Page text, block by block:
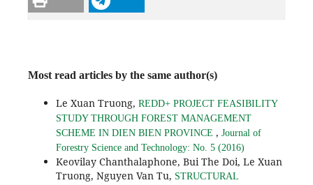
Most read articles by the same author(s)
Le Xuan Truong, REDD+ PROJECT FEASIBILITY
STUDY THROUGH FOREST MANAGEMENT
SCHEME IN DIEN BIEN PROVINCE , Journal of
Forestry Science and Technology: No. 5 (2016)
Keovilay Chanthalaphone, Bui The Doi, Le Xuan
Truong, Nguyen Van Tu, STRUCTURAL